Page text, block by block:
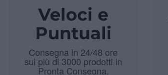
Veloci e
Puntuali
Consegna in 24/48 ore
sui più di 3000 prodotti in
Pronta Consegna.